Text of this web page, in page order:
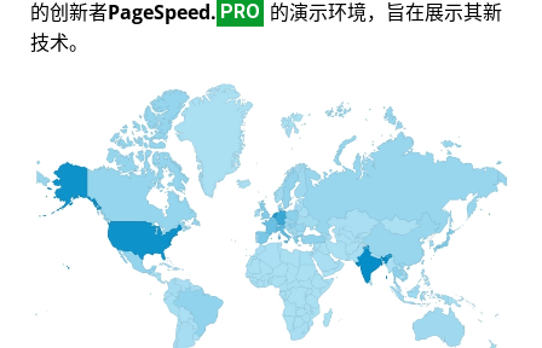
的创新者PageSpeed. PRO 的演示环境，旨在展示其新
技术。